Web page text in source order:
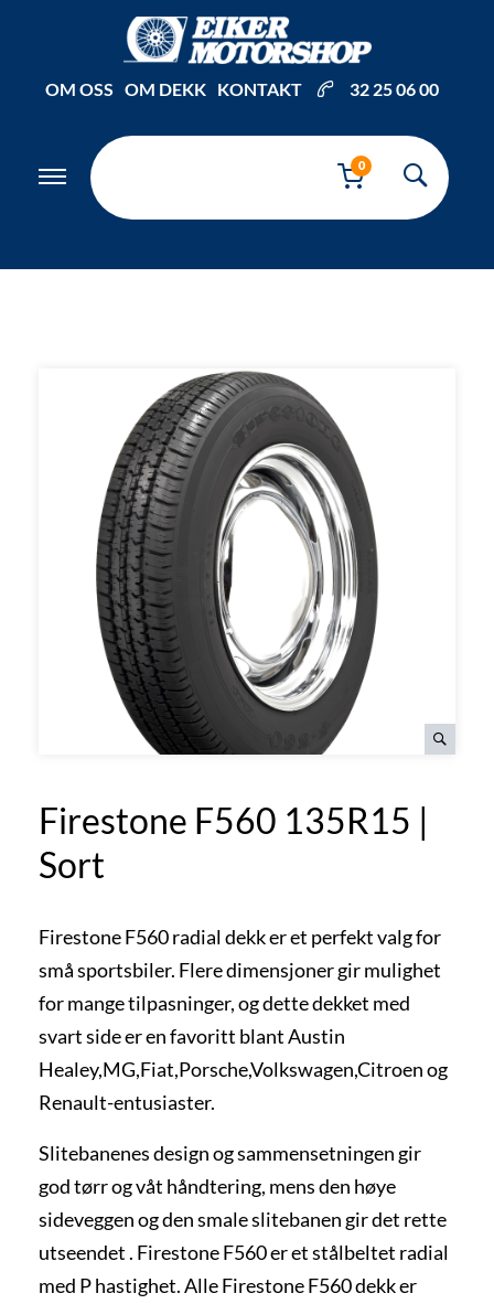
OM OSS OM DEKK KONTAKT 32 25 06 00
0
Firestone F560 135R15 |
Sort
Firestone F560 radial dekk er et perfekt valg for
små sportsbiler. Flere dimensjoner gir mulighet
for mange tilpasninger, og dette dekket med
svart side er en favoritt blant Austin
Healey,MG,Fiat,Porsche,Volkswagen,Citroen og
Renault-entusiaster.
Slitebanenes design og sammensetningen gir
god tørr og våt håndtering, mens den høye
sideveggen og den smale slitebanen gir det rette
utseendet . Firestone F560 er et stålbeltet radial
med P hastighet. Alle Firestone F560 dekk er